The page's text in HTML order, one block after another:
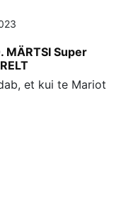
MÄRTSI Super
et kui te Mariot